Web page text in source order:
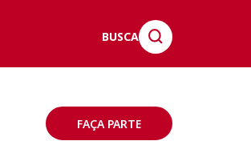
BUSCA
FAÇA PARTE